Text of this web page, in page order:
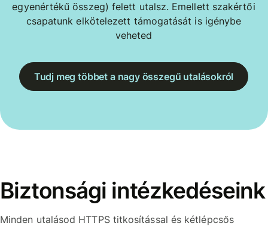
egyenértékű összeg) felett utalsz. Emellett szakértői
csapatunk elkötelezett támogatását is igénybe
veheted
Tudj meg többet a nagy összegű utalásokról
Biztonsági intézkedéseink
Minden utalásod HTTPS titkosítással és kétlépcsős